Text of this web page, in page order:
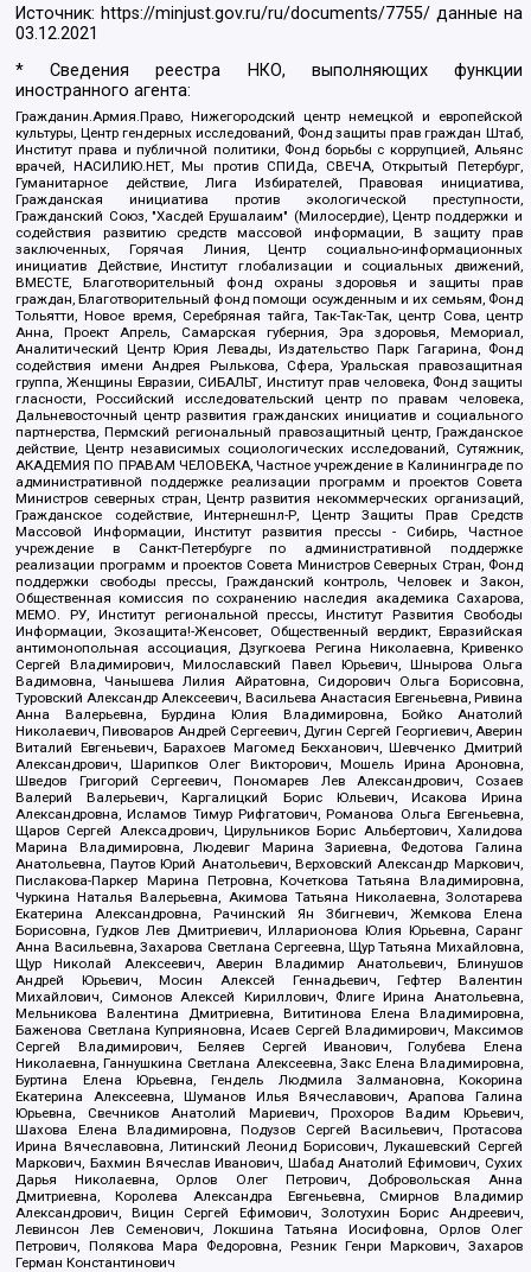
Источник: https://minjust.gov.ru/ru/documents/7755/ данные на
03.12.2021
* Сведения реестра НКО, выполняющих функции
иностранного агента:
Гражданин.Армия.Право, Нижегородский центр немецкой и европейской
культуры, Центр гендерных исследований, Фонд защиты прав граждан Штаб,
Институт права и публичной политики, Фонд борьбы с коррупцией, Альянс
врачей, НАСИЛИЮ.НЕТ, Мы против СПИДа, СВЕЧА, Открытый Петербург,
Гуманитарное действие, Лига Избирателей, Правовая инициатива,
Гражданская инициатива против экологической преступности,
Гражданский Союз, "Хасдей Ерушалаим" (Милосердие), Центр поддержки и
содействия развитию средств массовой информации, В защиту прав
заключенных, Горячая Линия, Центр социально-информационных
инициатив Действие, Институт глобализации и социальных движений,
ВМЕСТЕ, Благотворительный фонд охраны здоровья и защиты прав
граждан, Благотворительный фонд помощи осужденным и их семьям, Фонд
Тольятти, Новое время, Серебряная тайга, Так-Так-Так, центр Сова, центр
Анна, Проект Апрель, Самарская губерния, Эра здоровья, Мемориал,
Аналитический Центр Юрия Левады, Издательство Парк Гагарина, Фонд
содействия имени Андрея Рылькова, Сфера, Уральская правозащитная
группа, Женщины Евразии, СИБАЛЬТ, Институт прав человека, Фонд защиты
гласности, Российский исследовательский центр по правам человека,
Дальневосточный центр развития гражданских инициатив и социального
партнерства, Пермский региональный правозащитный центр, Гражданское
действие, Центр независимых социологических исследований, Сутяжник,
АКАДЕМИЯ ПО ПРАВАМ ЧЕЛОВЕКА, Частное учреждение в Калининграде по
административной поддержке реализации программ и проектов Совета
Министров северных стран, Центр развития некоммерческих организаций,
Гражданское содействие, Интернешнл-Р, Центр Защиты Прав Средств
Массовой Информации, Институт развития прессы - Сибирь, Частное
учреждение в Санкт-Петербурге по административной поддержке
реализации программ и проектов Совета Министров Северных Стран, Фонд
поддержки свободы прессы, Гражданский контроль, Человек и Закон,
Общественная комиссия по сохранению наследия академика Сахарова,
МЕМО. РУ, Институт региональной прессы, Институт Развития Свободы
Информации, Экозащита!-Женсовет, Общественный вердикт, Евразийская
антимонопольная ассоциация, Дзугкоева Регина Николаевна, Кривенко
Сергей Владимирович, Милославский Павел Юрьевич, Шнырова Ольга
Вадимовна, Чанышева Лилия Айратовна, Сидорович Ольга Борисовна,
Туровский Александр Алексеевич, Васильева Анастасия Евгеньевна, Ривина
Анна Валерьевна, Бурдина Юлия Владимировна, Бойко Анатолий
Николаевич, Пивоваров Андрей Сергеевич, Дугин Сергей Георгиевич, Аверин
Виталий Евгеньевич, Барахоев Магомед Бекханович, Шевченко Дмитрий
Александрович, Шарипков Олег Викторович, Мошель Ирина Ароновна,
Шведов Григорий Сергеевич, Пономарев Лев Александрович, Созаев
Валерий Валерьевич, Каргалицкий Борис Юльевич, Исакова Ирина
Александровна, Исламов Тимур Рифгатович, Романова Ольга Евгеньевна,
Щаров Сергей Алексадрович, Цирульников Борис Альбертович, Халидова
Марина Владимировна, Людевиг Марина Зариевна, Федотова Галина
Анатольевна, Паутов Юрий Анатольевич, Верховский Александр Маркович,
Пислакова-Паркер Марина Петровна, Кочеткова Татьяна Владимировна,
Чуркина Наталья Валерьевна, Акимова Татьяна Николаевна, Золотарева
Екатерина Александровна, Рачинский Ян Збигневич, Жемкова Елена
Борисовна, Гудков Лев Дмитриевич, Илларионова Юлия Юрьевна, Саранг
Анна Васильевна, Захарова Светлана Сергеевна, Щур Татьяна Михайловна,
Щур Николай Алексеевич, Аверин Владимир Анатольевич, Блинушов
Андрей Юрьевич, Мосин Алексей Геннадьевич, Гефтер Валентин
Михайлович, Симонов Алексей Кириллович, Флиге Ирина Анатольевна,
Мельникова Валентина Дмитриевна, Вититинова Елена Владимировна,
Баженова Светлана Куприяновна, Исаев Сергей Владимирович, Максимов
Сергей Владимирович, Беляев Сергей Иванович, Голубева Елена
Николаевна, Ганнушкина Светлана Алексеевна, Закс Елена Владимировна,
Буртина Елена Юрьевна, Гендель Людмила Залмановна, Кокорина
Екатерина Алексеевна, Шуманов Илья Вячеславович, Арапова Галина
Юрьевна, Свечников Анатолий Мариевич, Прохоров Вадим Юрьевич,
Шахова Елена Владимировна, Подузов Сергей Васильевич, Протасова
Ирина Вячеславовна, Литинский Леонид Борисович, Лукашевский Сергей
Маркович, Бахмин Вячеслав Иванович, Шабад Анатолий Ефимович, Сухих
Дарья Николаевна, Орлов Олег Петрович, Добровольская Анна
Дмитриевна, Королева Александра Евгеньевна, Смирнов Владимир
Александрович, Вицин Сергей Ефимович, Золотухин Борис Андреевич,
Левинсон Лев Семенович, Локшина Татьяна Иосифовна, Орлов Олег
Петрович, Полякова Мара Федоровна, Резник Генри Маркович, Захаров
Герман Константинович